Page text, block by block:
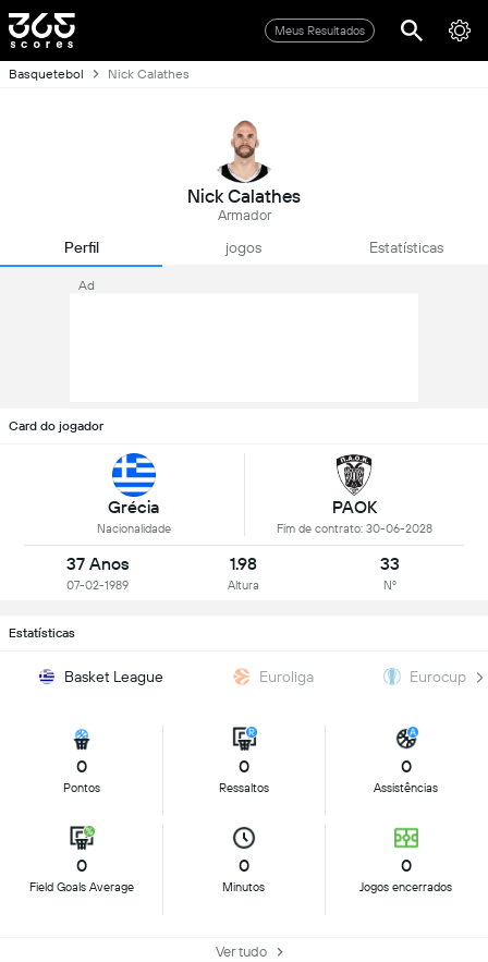
Meus Resultados
Basquetebol Nick Calathes
Nick Calathes
Armador
Perfil jogos Estatísticas
Ad
Card do jogador
Grécia
Nacionalidade
PAOK
Fim de contrato: 30-06-2028
37 Anos
07-02-1989
1.98
Altura
33
Nº
Estatísticas
Basket League Euroliga Eurocup
0
Pontos
0
Ressaltos
0
Assistências
0
Field Goals Average
0
Minutos
0
Jogos encerrados
Ver tudo